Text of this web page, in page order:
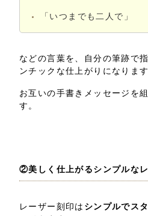
「いつまでも二人で」
などの言葉を、自分の筆跡で
ンチックな仕上がりになります
お互いの手書きメッセージを
す。
②美しく仕上がるシンプルな
レーザー刻印は シンプルでス